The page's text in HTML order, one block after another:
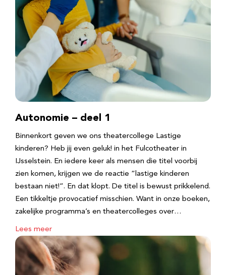
Autonomie – deel 1
Binnenkort geven we ons theatercollege Lastige
kinderen? Heb jij even geluk! in het Fulcotheater in
IJsselstein. En iedere keer als mensen die titel voorbij
zien komen, krijgen we de reactie “lastige kinderen
bestaan niet!”. En dat klopt. De titel is bewust prikkelend.
Een tikkeltje provocatief misschien. Want in onze boeken,
zakelijke programma’s en theatercolleges over…
Lees meer